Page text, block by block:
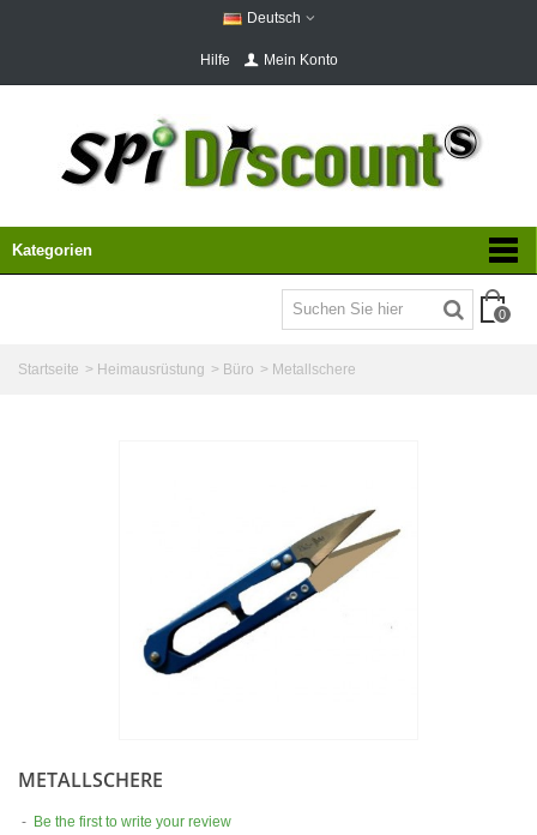
Deutsch
Hilfe Mein Konto
Kategorien
0
Startseite > Heimausrüstung > Büro > Metallschere
METALLSCHERE
- Be the first to write your review